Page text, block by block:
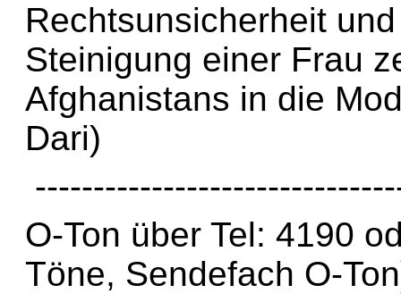
Rechtsunsicherheit
Steinigung einer Frau
Afghanistans in die
Dari)
O-Ton über Tel: 4190
Töne, Sendefach O-